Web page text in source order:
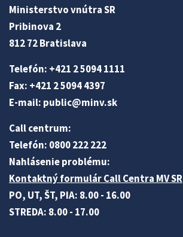
Ministerstvo vnútra SR
Pribinova 2
812 72 Bratislava
Telefón: +421 2 5094 1111
Fax: +421 2 5094 4397
E-mail: public@minv.sk
Call centrum:
Telefón: 0800 222 222
Nahlásenie problému:
Kontaktný formulár Call Centra MV SR
PO, UT, ŠT, PIA: 8.00 - 16.00
STREDA: 8.00 - 17.00